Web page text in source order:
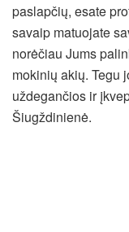
paslapčių, esate
savaip matuojate
norėčiau Jums
mokinių akių. Tegu
uždegančios ir
Šiugždinienė.